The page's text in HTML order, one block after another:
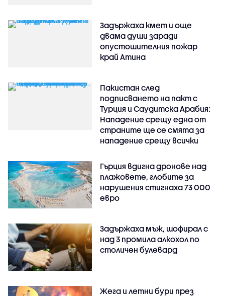
Задържаха кмет и още
двама души заради
опустошителния пожар
край Атина
Пакистан след
подписването на пакт с
Турция и Саудитска Арабия:
Нападение срещу една от
страните ще се смята за
нападение срещу всички
Гърция вдигна дронове над
плажовете, глобите за
нарушения стигнаха 73 000
евро
Задържаха мъж, шофирал с
над 3 промила алкохол по
столичен булевард
Жега и летни бури през